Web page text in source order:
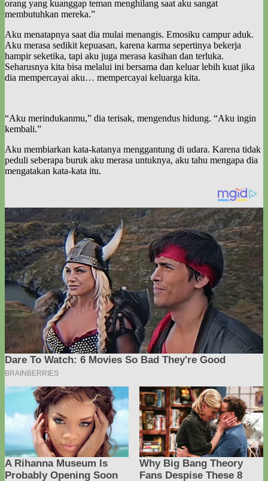
orang yang kuanggap teman menghilang saat aku sangat
membutuhkan mereka.”
Aku menatapnya saat dia mulai menangis. Emosiku campur aduk.
Aku merasa sedikit kepuasan, karena karma sepertinya bekerja
hampir seketika, tapi aku juga merasa kasihan dan terluka.
Seharusnya kita bisa melalui ini bersama dan keluar lebih kuat jika
dia mempercayai aku… mempercayai keluarga kita.
“Aku merindukanmu,” dia terisak, mengendus hidung. “Aku ingin
kembali.”
Aku membiarkan kata-katanya menggantung di udara. Karena tidak
peduli seberapa buruk aku merasa untuknya, aku tahu mengapa dia
mengatakan kata-kata itu.